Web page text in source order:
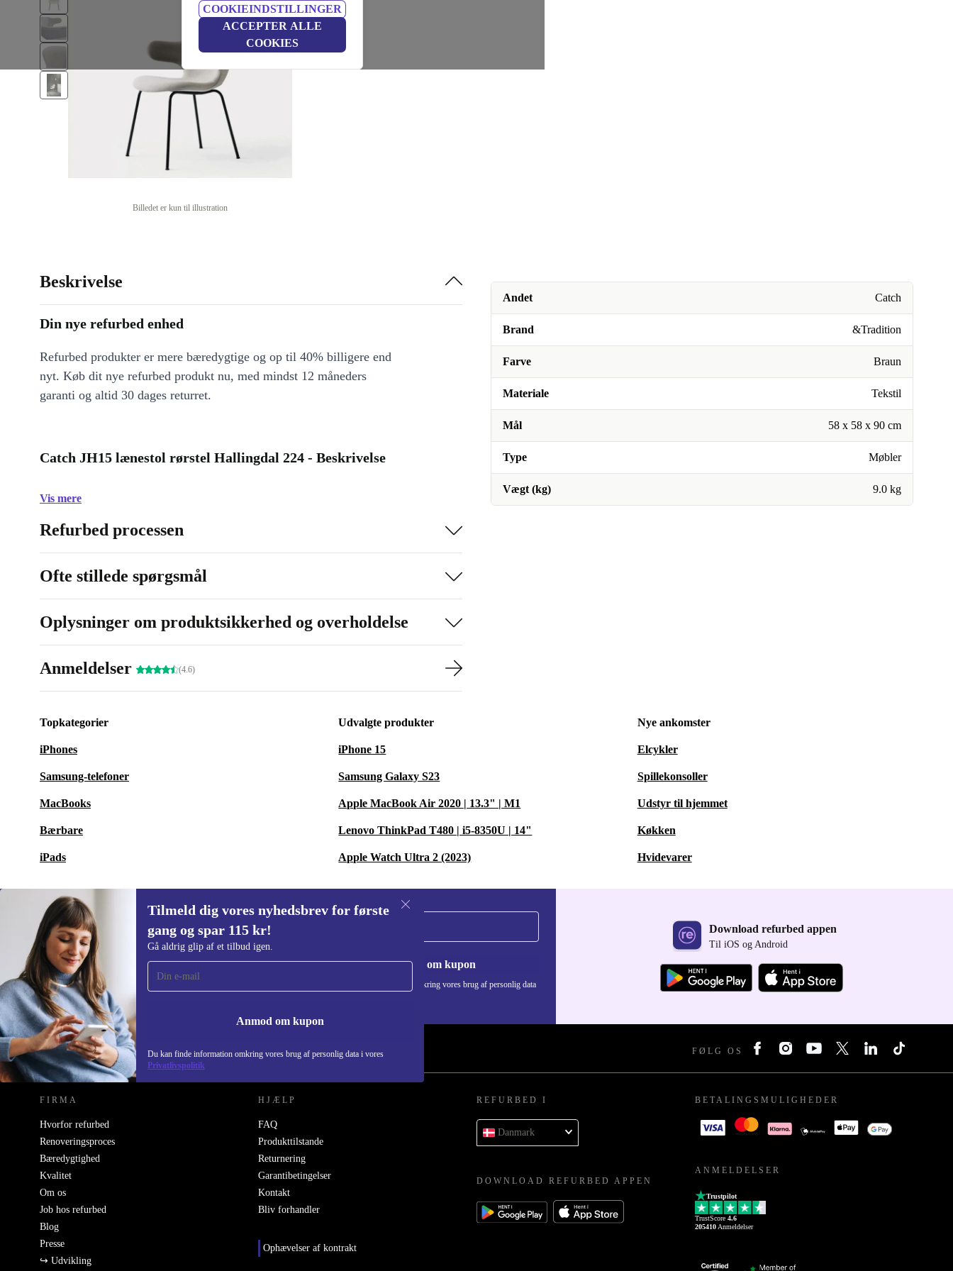
COOKIEINDSTILLINGER
ACCEPTER ALLE
COOKIES
Billedet er kun til illustration
Andet Catch
Brand &Tradition
Farve Braun
Materiale Tekstil
Mål 58 x 58 x 90 cm
Type Møbler
Vægt (kg) 9.0 kg
Beskrivelse
Din nye refurbed enhed
Refurbed produkter er mere bæredygtige og op til 40% billigere end
nyt. Køb dit nye refurbed produkt nu, med mindst 12 måneders
garanti og altid 30 dages returret.
Catch JH15 lænestol rørstel Hallingdal 224 - Beskrivelse
Vis mere
Refurbed processen
Ofte stillede spørgsmål
Oplysninger om produktsikkerhed og overholdelse
Anmeldelser (4.6)
Topkategorier
iPhones
Samsung-telefoner
MacBooks
Bærbare
iPads
Udvalgte produkter
iPhone 15
Samsung Galaxy S23
Apple MacBook Air 2020 | 13.3" | M1
Lenovo ThinkPad T480 | i5-8350U | 14"
Apple Watch Ultra 2 (2023)
Nye ankomster
Elcykler
Spillekonsoller
Udstyr til hjemmet
Køkken
Hvidevarer
Tilmeld dig vores nyhedsbrev for første
gang og spar 115 kr!
Gå aldrig glip af et tilbud igen.
Anmod om kupon
Du kan finde information omkring vores brug af personlig data i vores
Privatlivspolitik
Tilmeld dig vores nyhedsbrev for første
gang og spar 115 kr!
Gå aldrig glip af et tilbud igen.
Anmod om kupon
Du kan finde information omkring vores brug af personlig data
Download refurbed appen
Til iOS og Android
REFURBED DANMARK - RETHINK NEW. FØLG OS
FIRMA
Hvorfor refurbed
Renoveringsproces
Bæredygtighed
Kvalitet
Om os
Job hos refurbed
Blog
Presse
↪ Udvikling
HJÆLP
FAQ
Produkttilstande
Returnering
Garantibetingelser
Kontakt
Bliv forhandler
Ophævelser af kontrakt
REFURBED I
Danmark
DOWNLOAD REFURBED APPEN
BETALINGSMULIGHEDER
ANMELDELSER
Trustpilot
TrustScore 4.6
205410 Anmeldelser